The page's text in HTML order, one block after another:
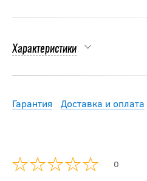
Характеристики
Гарантия Доставка и оплата
0